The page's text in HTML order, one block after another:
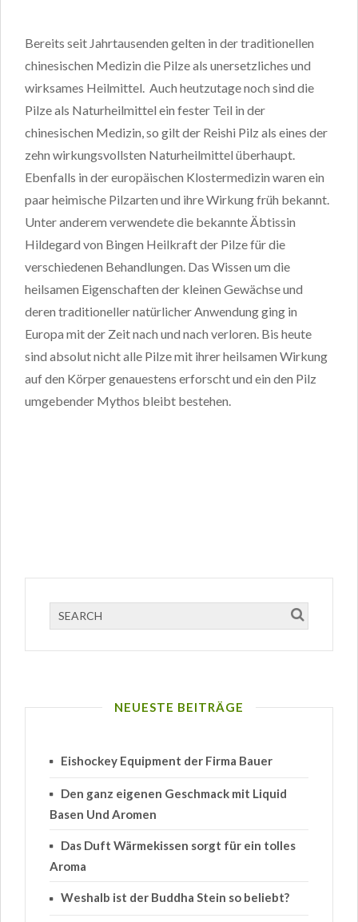
Bereits seit Jahrtausenden gelten in der traditionellen
chinesischen Medizin die Pilze als unersetzliches und
wirksames Heilmittel. Auch heutzutage noch sind die
Pilze als Naturheilmittel ein fester Teil in der
chinesischen Medizin, so gilt der Reishi Pilz als eines der
zehn wirkungsvollsten Naturheilmittel überhaupt.
Ebenfalls in der europäischen Klostermedizin waren ein
paar heimische Pilzarten und ihre Wirkung früh bekannt.
Unter anderem verwendete die bekannte Äbtissin
Hildegard von Bingen Heilkraft der Pilze für die
verschiedenen Behandlungen. Das Wissen um die
heilsamen Eigenschaften der kleinen Gewächse und
deren traditioneller natürlicher Anwendung ging in
Europa mit der Zeit nach und nach verloren. Bis heute
sind absolut nicht alle Pilze mit ihrer heilsamen Wirkung
auf den Körper genauestens erforscht und ein den Pilz
umgebender Mythos bleibt bestehen.
NEUESTE BEITRÄGE
Eishockey Equipment der Firma Bauer
Den ganz eigenen Geschmack mit Liquid
Basen Und Aromen
Das Duft Wärmekissen sorgt für ein tolles
Aroma
Weshalb ist der Buddha Stein so beliebt?